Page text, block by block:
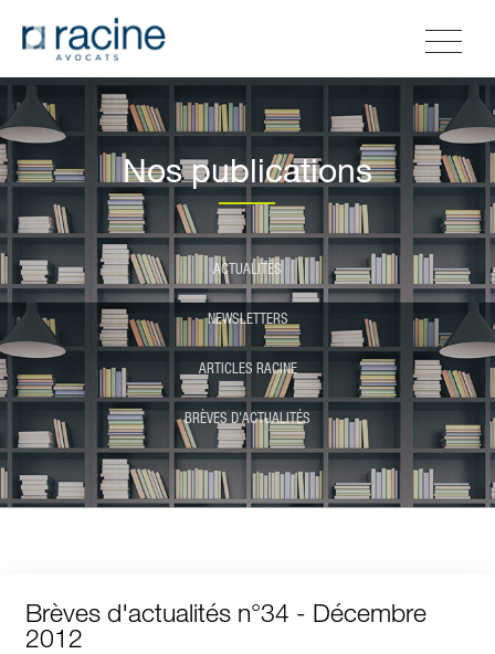
Nos publications
ACTUALITÉS
NEWSLETTERS
ARTICLES RACINE
BRÈVES D'ACTUALITÉS
Brèves d'actualités n°34 - Décembre
2012